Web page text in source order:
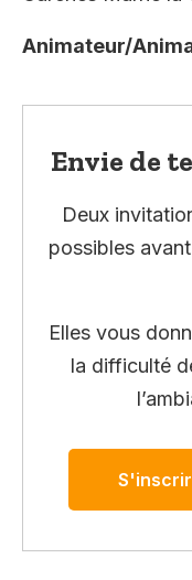
Animateur/
Envie de
Deux
possibles
Elles vous
la difficulté